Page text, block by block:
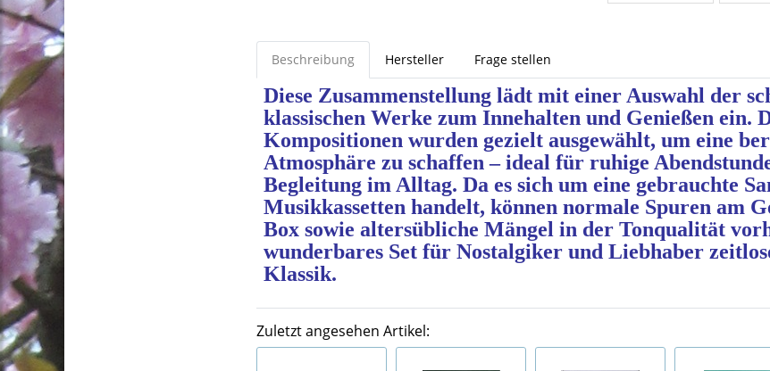
Beschreibung Hersteller Frage stellen
Diese Zusammenstellung lädt mit einer Auswahl der
klassischen Werke zum Innehalten und Genießen ein.
Kompositionen wurden gezielt ausgewählt, um eine
Atmosphäre zu schaffen – ideal für ruhige
Begleitung im Alltag. Da es sich um eine gebrauchte
Musikkassetten handelt, können normale Spuren am
Box sowie altersübliche Mängel in der Tonqualität
wunderbares Set für Nostalgiker und Liebhaber
Klassik.
Zuletzt angesehen Artikel: